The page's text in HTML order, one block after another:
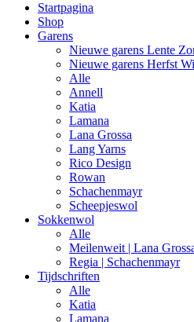
Startpagina
Shop
Garens
Nieuwe garens Lente
Nieuwe garens Herfst
Alle
Annell
Katia
Lamana
Lana Grossa
Lang Yarns
Rico Design
Rowan
Schachenmayr
Scheepjeswol
Sokkenwol
Alle
Meilenweit | Lana
Regia | Schachenmayr
Tijdschriften
Alle
Katia
Lamana